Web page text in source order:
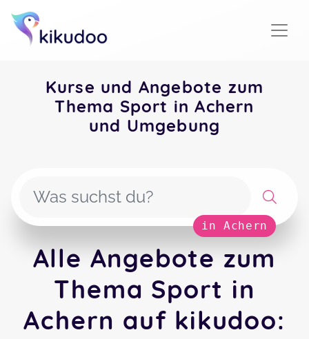
Kurse und Angebote zum
Thema Sport in Achern
und Umgebung
in Achern
Alle Angebote zum
Thema Sport in
Achern auf kikudoo: